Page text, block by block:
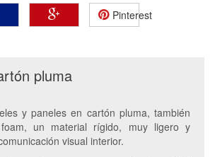
Pinterest
pluma
y paneles en cartón pluma, también
un material rígido, muy ligero y
visual interior.